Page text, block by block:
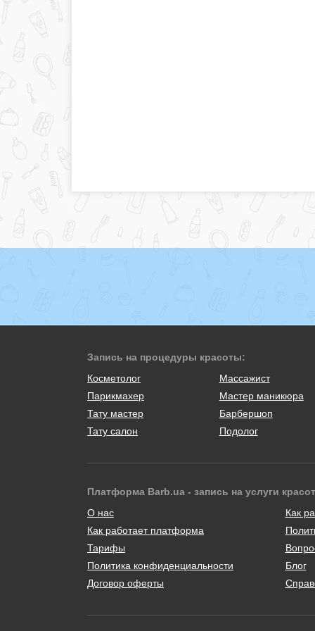
Запись на процедуры красоты:
Косметолог
Массажист
Парикмахер
Мастер маникюра
Тату мастер
Барбершоп
Тату салон
Подолог
Платформа Barb.ua - запись на услуги
О нас
Как работает платформа
Тарифы
Политика конфиденциальности
Договор оферты
Как
Блог